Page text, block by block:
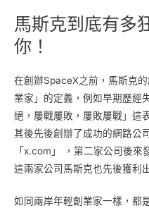
馬斯克到底有多
你！
在創辦SpaceX之前，馬斯克
業家」的定義，例如早期歷經
絕，屢戰屢敗，屢敗屢戰」這
其後先後創辦了成功的網路公
「x.com」 ，第二家公司後來
這兩家公司馬斯克也先後獲利
如同兩岸年輕創業家一樣，都